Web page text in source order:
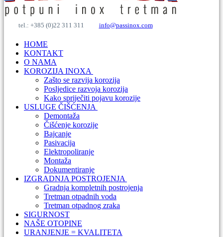
tel.: +385 (0)22 311 311 info@passinox.com
HOME
KONTAKT
O NAMA
KOROZIJA INOXA
Zašto se razvija korozija
Posljedice razvoja korozija
Kako spriječiti pojavu korozije
USLUGE ČIŠĆENJA
Demontaža
Čišćenje korozije
Bajcanje
Pasivacija
Elektropoliranje
Montaža
Dokumentiranje
IZGRADNJA POSTROJENJA
Gradnja kompletnih postrojenja
Tretman otpadnih voda
Tretman otpadnog zraka
SIGURNOST
NAŠE OTOPINE
URANJENJE = KVALITETA